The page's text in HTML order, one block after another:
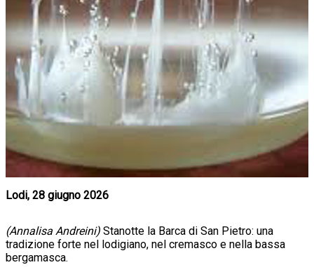
Lodi, 28 giugno 2026
(Annalisa Andreini) Stanotte la Barca di San Pietro: una
tradizione forte nel lodigiano, nel cremasco e nella bassa
bergamasca.